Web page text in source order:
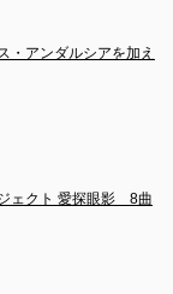
・アンダルシアを加え
ェクト 愛探眼影　8曲